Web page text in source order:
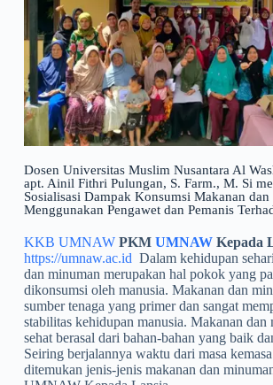
Dosen Universitas Muslim Nusantara Al
apt. Ainil Fithri Pulungan, S. Farm., M. Si
Sosialisasi Dampak Konsumsi Makanan
Menggunakan Pengawet dan Pemanis
KKB UMNAW PKM UMNAWKepada
https://umnaw.ac.idDalam kehidupan
dan minuman merupakan hal pokok yang
dikonsumsi oleh manusia. Makanan dan
sumber tenaga yang primer dan sangat
stabilitas kehidupan manusia. Makanan dan
sehat berasal dari bahan-bahan yang baik
Seiring berjalannya waktu dari masa
ditemukan jenis-jenis makanan dan